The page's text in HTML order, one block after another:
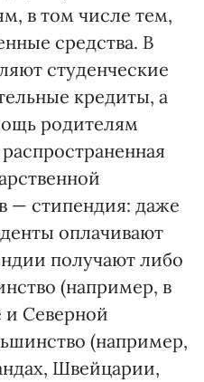
в том числе тем,
средства. В
студенческие
кредиты, а
родителям
— стипендия: даже
оплачивают
получают либо
(например, в
и Северной
(например,
Швейцарии,